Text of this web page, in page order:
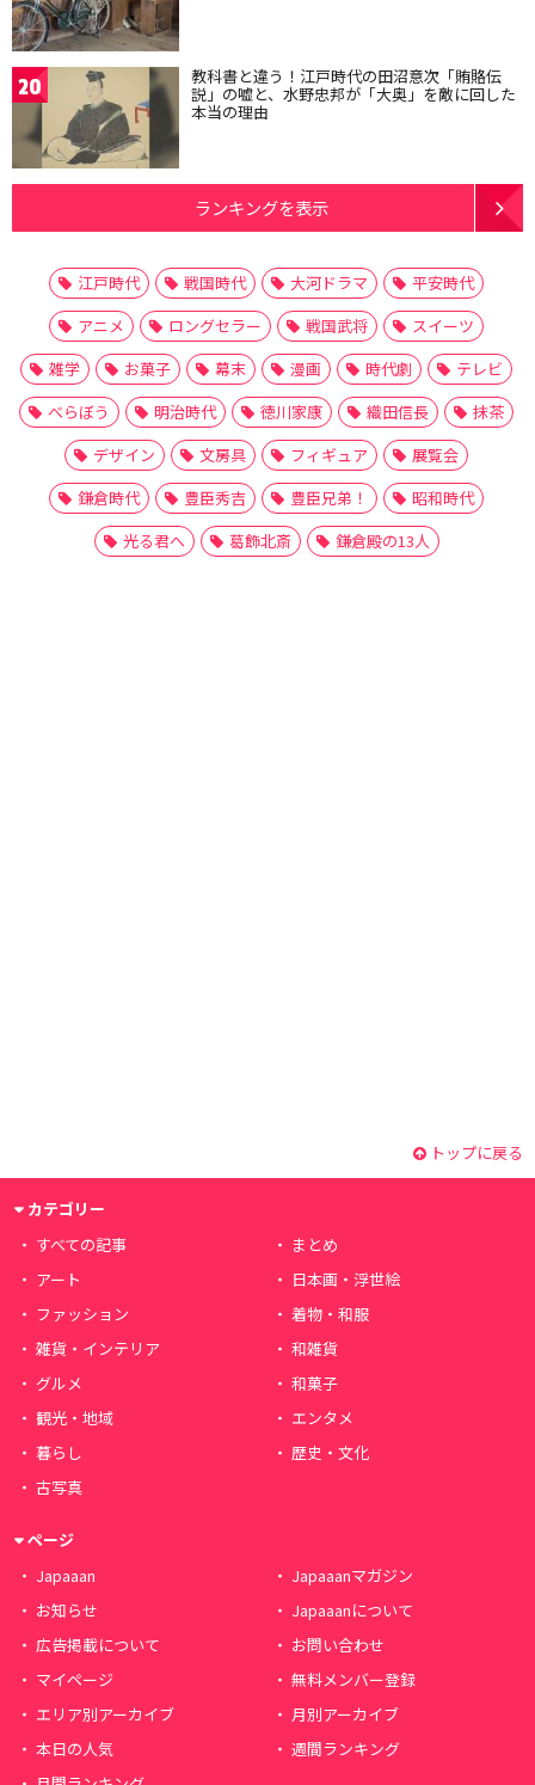
20 教科書と違う！江戸時代の田沼意次「賄賂伝
説」の嘘と、水野忠邦が「大奥」を敵に回した
本当の理由
ランキングを表示
江戸時代 戦国時代 大河ドラマ
平安時代
アニメ
ロングセラー 戦国武将
スイーツ
雑学
お菓子 幕末 漫画 時代劇
テレビ
べらぼう
明治時代 徳川家康 織田信長
抹茶
デザイン
文房具 フィギュア
展覧会
鎌倉時代
豊臣秀吉 豊臣兄弟！
昭和時代
光る君へ
葛飾北斎 鎌倉殿の13人
トップに戻る
カテゴリー
すべての記事
まとめ
アート
日本画・浮世絵
ファッション
着物・和服
雑貨・インテリア
和雑貨
グルメ
和菓子
観光・地域
エンタメ
暮らし
歴史・文化
古写真
ページ
Japaaan
Japaaanマガジン
お知らせ
Japaaanについて
広告掲載について
お問い合わせ
マイページ
無料メンバー登録
エリア別アーカイブ
月別アーカイブ
本日の人気
週間ランキング